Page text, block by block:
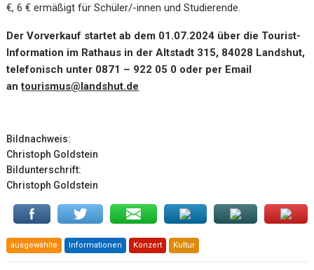
€, 6 € ermäßigt für Schüler/-innen und Studierende.
Der Vorverkauf startet ab dem 01.07.2024 über die Tourist-
Information im Rathaus in derAltstadt 315, 84028 Landshut,
telefonisch unter 0871 – 922 05 0 oder per Email
antourismus@landshut.de
Bildnachweis:
Christoph Goldstein
Bildunterschrift:
Christoph Goldstein
ausgewählte Informationen Konzert Kultur